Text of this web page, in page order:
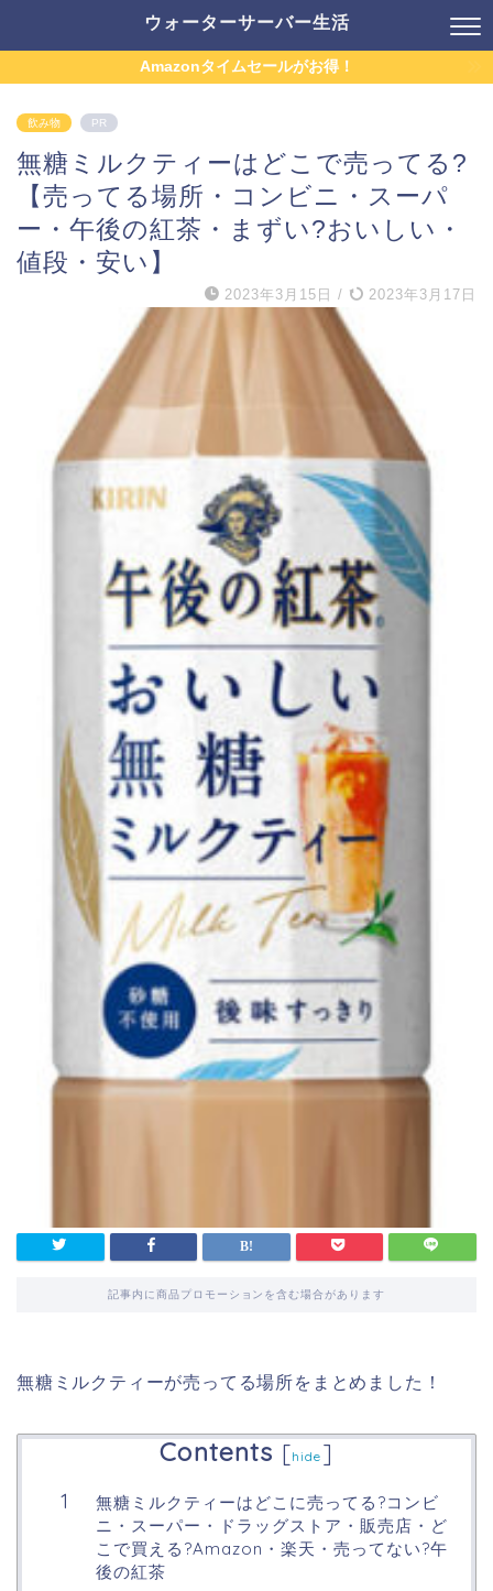
ウォーターサーバー生活
Amazonタイムセールがお得！
飲み物 PR
無糖ミルクティーはどこで売ってる?
【売ってる場所・コンビニ・スーパ
ー・午後の紅茶・まずい?おいしい・
値段・安い】
2023年3月15日 / 2023年3月17日
記事内に商品プロモーションを含む場合があります
無糖ミルクティーが売ってる場所をまとめました！
Contents [hide ]
無糖ミルクティーはどこに売ってる?コンビ
ニ・スーパー・ドラッグストア・販売店・ど
こで買える?Amazon・楽天・売ってない?午
後の紅茶